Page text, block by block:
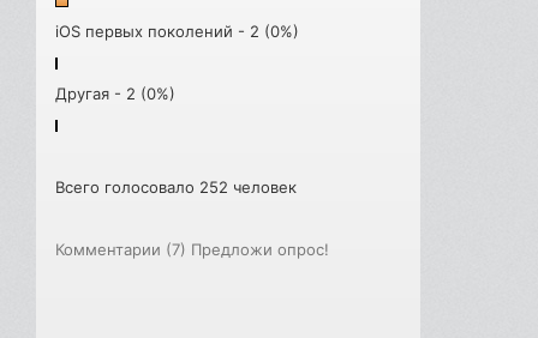
iOS первых поколений - 2 (0%)
Другая - 2 (0%)
Всего голосовало 252 человек
Комментарии (7) Предложи опрос!